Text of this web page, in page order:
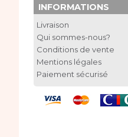
INFORMATIONS
Livraison
Qui sommes-nous?
Conditions de vente
Mentions légales
Paiement sécurisé